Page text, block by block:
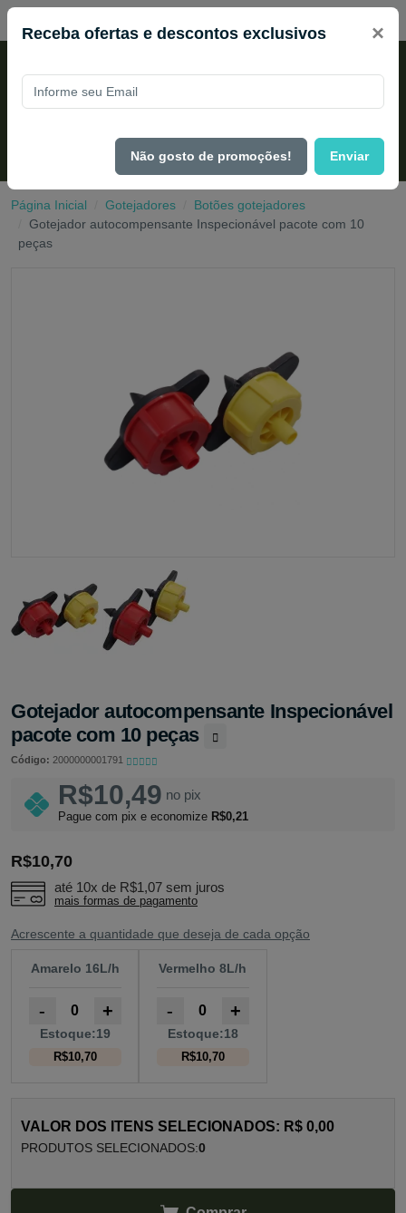
Página Inicial Gotejadores
Botões gotejadores
Gotejador autocompensante Inspecionável pacote com 10
peças
Gotejador autocompensante Inspecionável
pacote com 10 peças
Código: 2000000001791
R$10,49 no pix
Pague com pix e economize R$0,21
R$10,70
até 10x de R$1,07 sem juros
mais formas de pagamento
Acrescente a quantidade que deseja de cada opção
Amarelo 16L/h
- +
Estoque:19
R$10,70
Vermelho 8L/h
- +
Estoque:18
R$10,70
VALOR DOS ITENS SELECIONADOS: R$ 0,00
PRODUTOS SELECIONADOS:0
Receba ofertas e descontos exclusivos ×
Não gosto de promoções! Enviar